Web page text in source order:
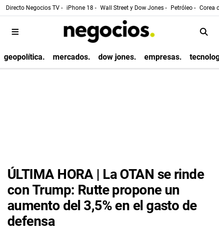
Directo Negocios TV - iPhone 18 - Wall Street y Dow Jones - Petróleo - Corea
geopolítica. mercados. dow jones. empresas.
ÚLTIMA HORA | La OTAN se rinde
con Trump: Rutte propone un
aumento del 3,5% en el gasto de
defensa